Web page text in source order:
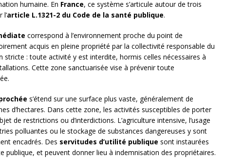
humaine. En France, ce système s’articule autour de trois
article L.1321-2 du Code de la santé publique.
correspond à l’environnement proche du point de
acquis en pleine propriété par la collectivité responsable du
stricte : toute activité y est interdite, hormis celles nécessaires à
Cette zone sanctuarisée vise à prévenir toute
s’étend sur une surface plus vaste, généralement de
d’hectares. Dans cette zone, les activités susceptibles de porter
de restrictions ou d’interdictions. L’agriculture intensive, l’usage
polluantes ou le stockage de substances dangereuses y sont
encadrés. Des servitudes d’utilité publique sont instaurées
publique, et peuvent donner lieu à indemnisation des propriétaires.